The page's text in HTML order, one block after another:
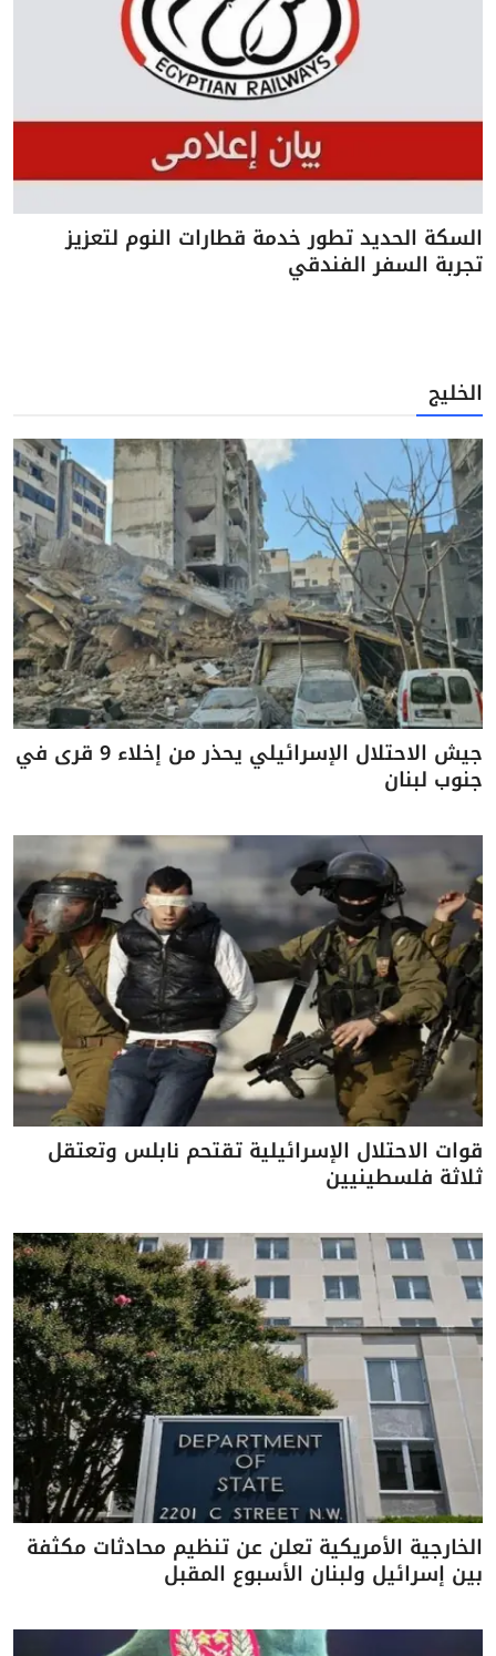
السكة الحديد تطور خدمة قطارات النوم لتعزيز
تجربة السفر الفندقي
الخليج
جيش الاحتلال الإسرائيلي يحذر من إخلاء 9 قرى في
جنوب لبنان
قوات الاحتلال الإسرائيلية تقتحم نابلس وتعتقل
ثلاثة فلسطينيين
الخارجية الأمريكية تعلن عن تنظيم محادثات مكثفة
بين إسرائيل ولبنان الأسبوع المقبل